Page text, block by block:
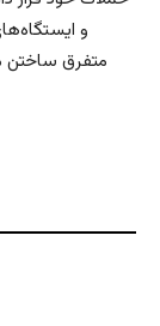
و
متفرق ساختن